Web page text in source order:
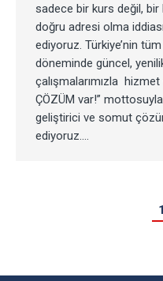
sadece bir kurs değil, bir
doğru adresi olma
ediyoruz. Türkiye’nin
döneminde güncel,
çalışmalarımızla
ÇÖZÜM var!”
geliştirici ve somut
ediyoruz.…
1